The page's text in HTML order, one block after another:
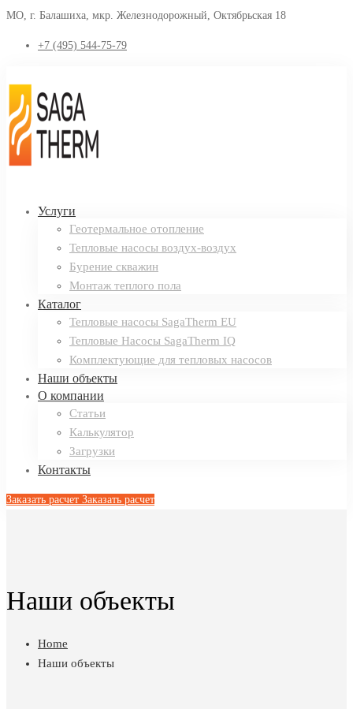
МО, г. Балашиха, мкр. Железнодорожный, Октябрьская 18
+7 (495) 544-75-79
Услуги
Геотермальное отопление
Тепловые насосы воздух-воздух
Бурение скважин
Монтаж теплого пола
Каталог
Тепловые насосы SagaTherm EU
Тепловые Насосы SagaTherm IQ
Комплектующие для тепловых насосов
Наши объекты
О компании
Статьи
Калькулятор
Загрузки
Контакты
Заказать расчет Заказать расчет
Наши объекты
Home
Наши объекты